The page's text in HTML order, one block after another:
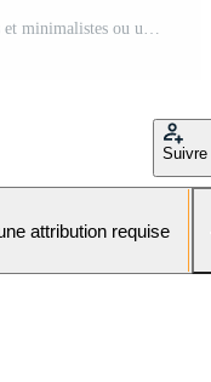
deux affiches en bois verticales modernes et minimalistes ou une maquette de cadre photo sur le mur noir industriel. rendu 3d. Photo Pro
Suivre
attribution requise